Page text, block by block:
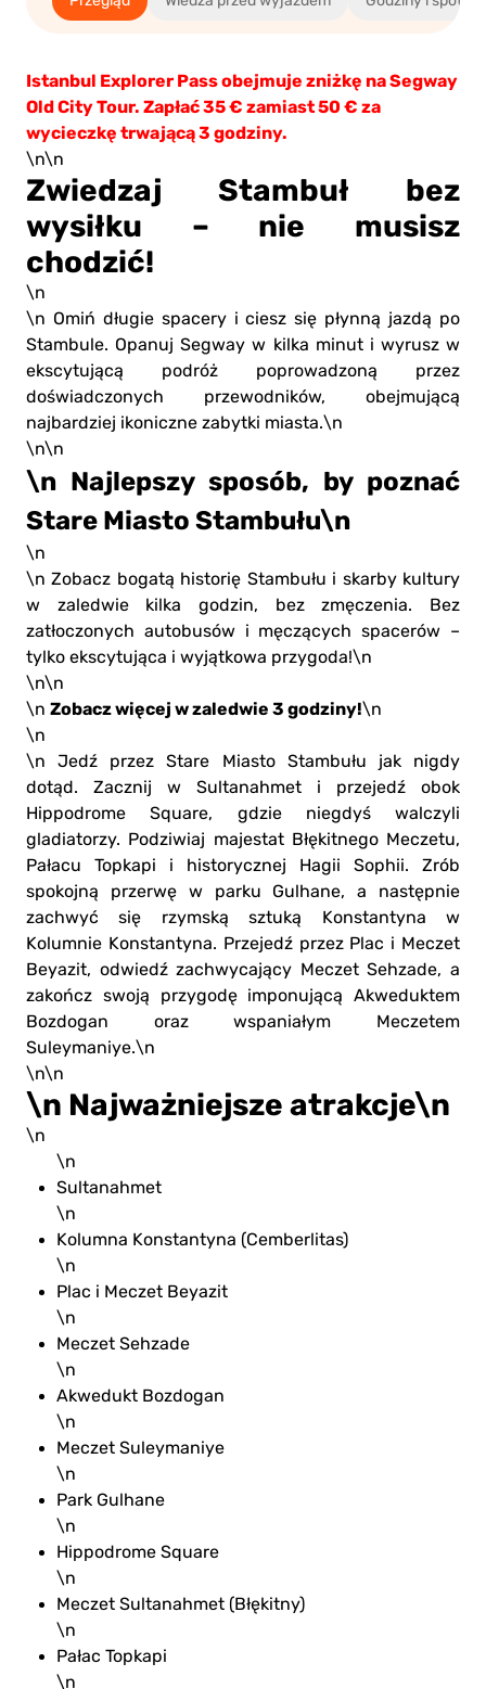
Istanbul Explorer Pass obejmuje zniżkę na Segway
Old City Tour. Zapłać 35 € zamiast 50 € za
wycieczkę trwającą 3 godziny.
\n\n
Zwiedzaj Stambuł bez
wysiłku – nie musisz
chodzić!
\n
\n Omiń długie spacery i ciesz się płynną jazdą po
Stambule. Opanuj Segway w kilka minut i wyrusz w
ekscytującą podróż poprowadzoną przez
doświadczonych przewodników, obejmującą
najbardziej ikoniczne zabytki miasta.\n
\n\n
\n Najlepszy sposób, by poznać
Stare Miasto Stambułu\n
\n
\n Zobacz bogatą historię Stambułu i skarby kultury
w zaledwie kilka godzin, bez zmęczenia. Bez
zatłoczonych autobusów i męczących spacerów –
tylko ekscytująca i wyjątkowa przygoda!\n
\n\n
\n Zobacz więcej w zaledwie 3 godziny!\n
\n
\n Jedź przez Stare Miasto Stambułu jak nigdy
dotąd. Zacznij w Sultanahmet i przejedź obok
Hippodrome Square, gdzie niegdyś walczyli
gladiatorzy. Podziwiaj majestat Błękitnego Meczetu,
Pałacu Topkapi i historycznej Hagii Sophii. Zrób
spokojną przerwę w parku Gulhane, a następnie
zachwyć się rzymską sztuką Konstantyna w
Kolumnie Konstantyna. Przejedź przez Plac i Meczet
Beyazit, odwiedź zachwycający Meczet Sehzade, a
zakończ swoją przygodę imponującą Akweduktem
Bozdogan oraz wspaniałym Meczetem
Suleymaniye.\n
\n\n
\n Najważniejsze atrakcje\n
\n
\n
Sultanahmet
\n
Kolumna Konstantyna (Cemberlitas)
\n
Plac i Meczet Beyazit
\n
Meczet Sehzade
\n
Akwedukt Bozdogan
\n
Meczet Suleymaniye
\n
Park Gulhane
\n
Hippodrome Square
\n
Meczet Sultanahmet (Błękitny)
\n
Pałac Topkapi
\n